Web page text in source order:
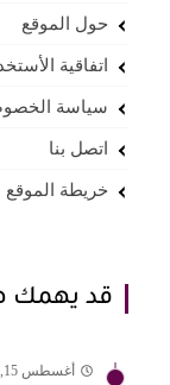
حول الموقع
اتفاقية
سياسة
اتصل بنا
خريطة الموقع
قد يهمك
أغسطس 15, 2024